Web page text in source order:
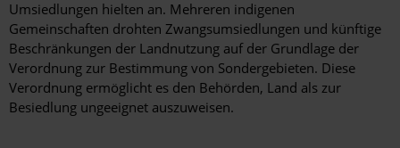
Umsiedlungen hielten an. Mehreren indigenen
Gemeinschaften drohten Zwangsumsiedlungen und künftige
Beschränkungen der Landnutzung auf der Grundlage der
Verordnung zur Bestimmung von Sondergebieten. Diese
Verordnung ermöglicht es den Behörden, Land als zur
Besiedlung ungeeignet auszuweisen.